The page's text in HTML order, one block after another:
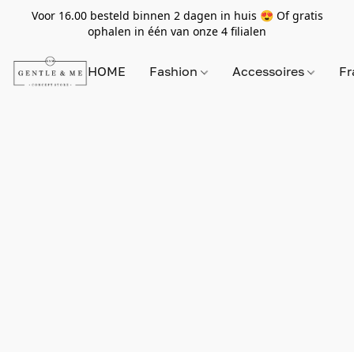
Voor 16.00 besteld binnen 2 dagen in huis 😍 Of gratis
ophalen in één van onze 4 filialen
HOME Fashion Accessoires